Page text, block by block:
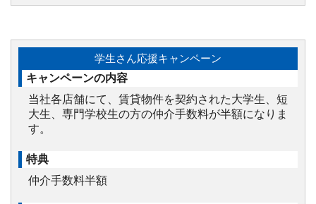
学生さん応援キャンペーン
キャンペーンの内容
当社各店舗にて、賃貸物件を契約された大学生、短
大生、専門学校生の方の仲介手数料が半額になりま
す。
特典
仲介手数料半額